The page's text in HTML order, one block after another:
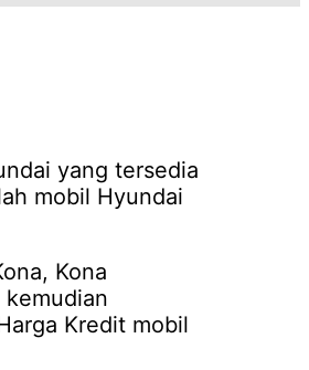
yang tersedia
mobil Hyundai
Kona
Kredit mobil